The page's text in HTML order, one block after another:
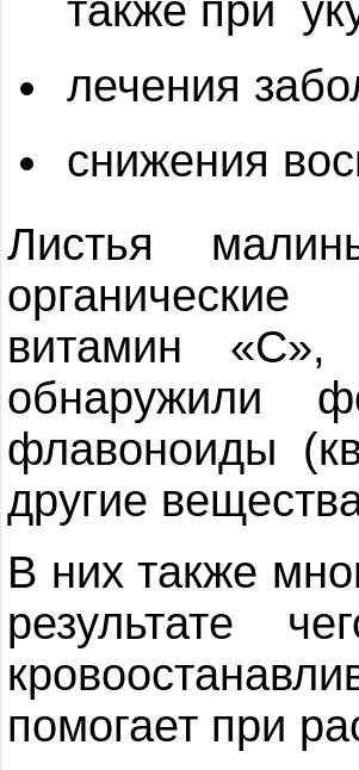
также при
лечения
снижения
Листья
витамин
обнаружили
флавоноиды
другие
В них также
результате
помогает при